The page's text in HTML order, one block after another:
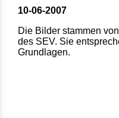
10-06-2007
Die Bilder stammen
des SEV. Sie
Grundlagen.